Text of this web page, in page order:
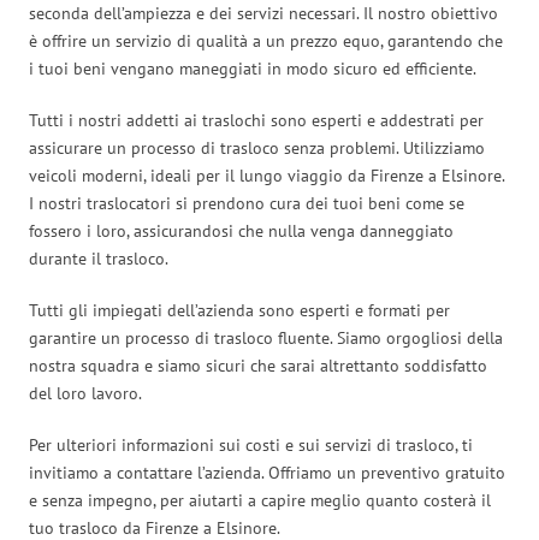
seconda dell’ampiezza e dei servizi necessari. Il nostro obiettivo
è offrire un servizio di qualità a un prezzo equo, garantendo che
i tuoi beni vengano maneggiati in modo sicuro ed efficiente.
Tutti i nostri addetti ai traslochi sono esperti e addestrati per
assicurare un processo di trasloco senza problemi. Utilizziamo
veicoli moderni, ideali per il lungo viaggio da Firenze a Elsinore.
I nostri traslocatori si prendono cura dei tuoi beni come se
fossero i loro, assicurandosi che nulla venga danneggiato
durante il trasloco.
Tutti gli impiegati dell’azienda sono esperti e formati per
garantire un processo di trasloco fluente. Siamo orgogliosi della
nostra squadra e siamo sicuri che sarai altrettanto soddisfatto
del loro lavoro.
Per ulteriori informazioni sui costi e sui servizi di trasloco, ti
invitiamo a contattare l’azienda. Offriamo un preventivo gratuito
e senza impegno, per aiutarti a capire meglio quanto costerà il
tuo trasloco da Firenze a Elsinore.